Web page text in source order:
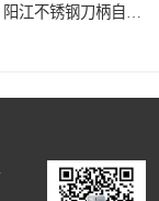
阳江不锈钢刀柄自动激光焊接机
全自动铝离子电池壳激光焊接机